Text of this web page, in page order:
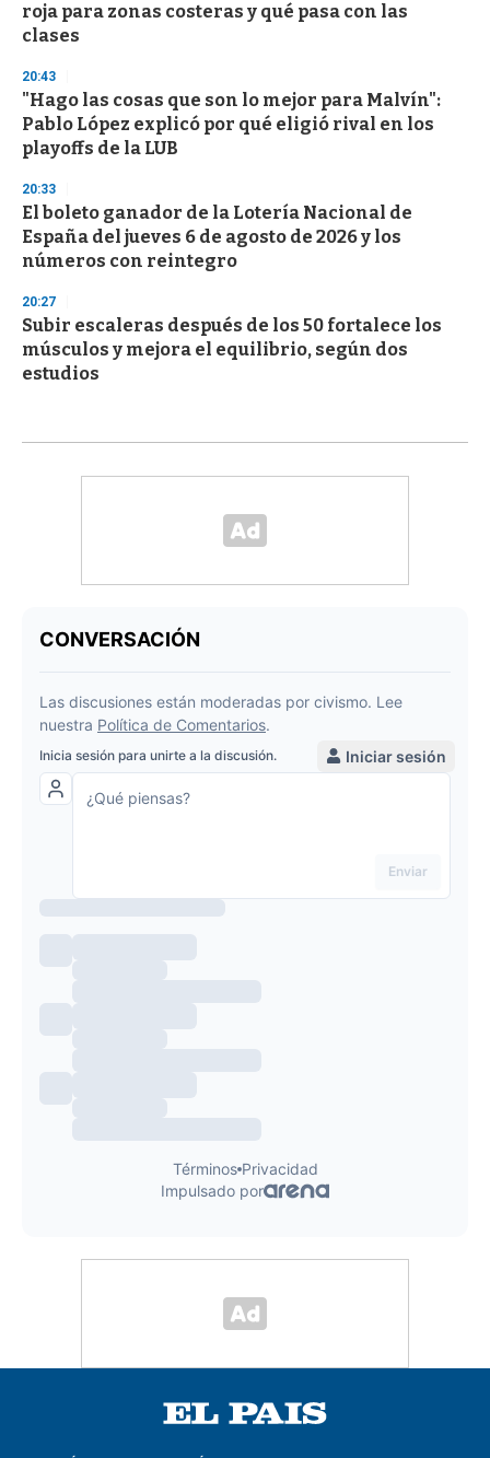
roja para zonas costeras y qué pasa con las
clases
20:43
"Hago las cosas que son lo mejor para Malvín":
Pablo López explicó por qué eligió rival en los
playoffs de la LUB
20:33
El boleto ganador de la Lotería Nacional de
España del jueves 6 de agosto de 2026 y los
números con reintegro
20:27
Subir escaleras después de los 50 fortalece los
músculos y mejora el equilibrio, según dos
estudios